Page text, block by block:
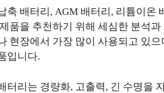
축 배터리, AGM 배터리, 리튬이온
품을 추천하기 위해 세심한 분석
현장에서 가장 많이 사용되고 있
입니다.
터리는 경량화, 고출력, 긴 수명을